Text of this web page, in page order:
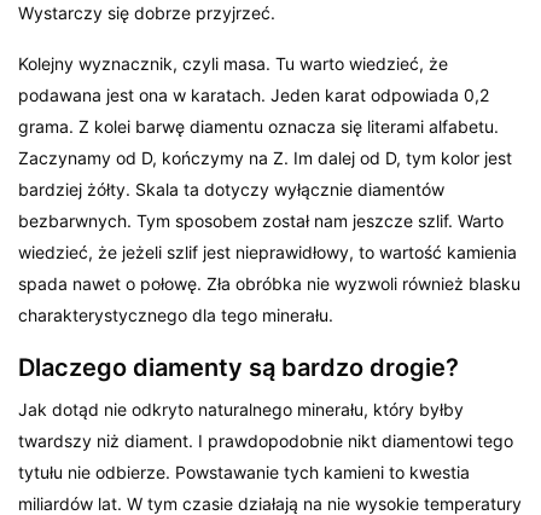
Wystarczy się dobrze przyjrzeć.
Kolejny wyznacznik, czyli masa. Tu warto wiedzieć, że
podawana jest ona w karatach. Jeden karat odpowiada 0,2
grama. Z kolei barwę diamentu oznacza się literami alfabetu.
Zaczynamy od D, kończymy na Z. Im dalej od D, tym kolor jest
bardziej żółty. Skala ta dotyczy wyłącznie diamentów
bezbarwnych. Tym sposobem został nam jeszcze szlif. Warto
wiedzieć, że jeżeli szlif jest nieprawidłowy, to wartość kamienia
spada nawet o połowę. Zła obróbka nie wyzwoli również blasku
charakterystycznego dla tego minerału.
Dlaczego diamenty są bardzo drogie?
Jak dotąd nie odkryto naturalnego minerału, który byłby
twardszy niż diament. I prawdopodobnie nikt diamentowi tego
tytułu nie odbierze. Powstawanie tych kamieni to kwestia
miliardów lat. W tym czasie działają na nie wysokie temperatury